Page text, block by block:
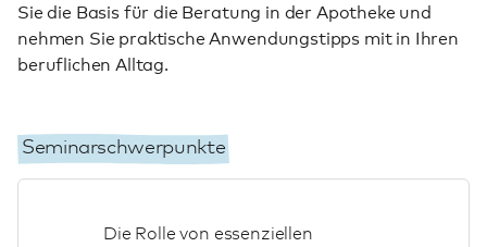
Sie die Basis für die Beratung in der Apotheke und
nehmen Sie praktische Anwendungstipps mit in Ihren
beruflichen Alltag.
Seminarschwerpunkte
Die Rolle von essenziellen